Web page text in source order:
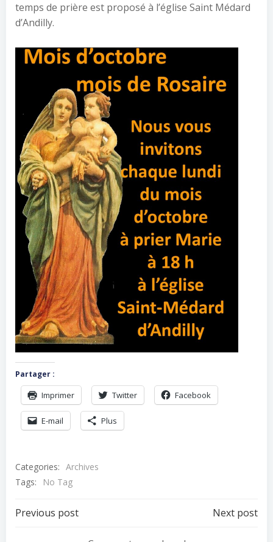
temps de prière est proposé à l’église Saint Médard
d’Andilly.
Partager :
Imprimer Twitter Facebook
E-mail Plus
Categories: Archives
Tags:
No Tag
Navigation
Previous post
Navigation
Next post